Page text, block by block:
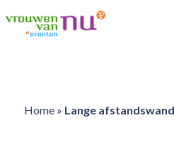
Home» Lange